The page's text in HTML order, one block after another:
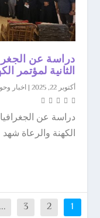
دراسة عن
الثانية لمؤتمر
أكتوبر 22, 2025 |اخبار
دراسة عن الجغرافيا
الكهنة والرعاة
1
2
3
...